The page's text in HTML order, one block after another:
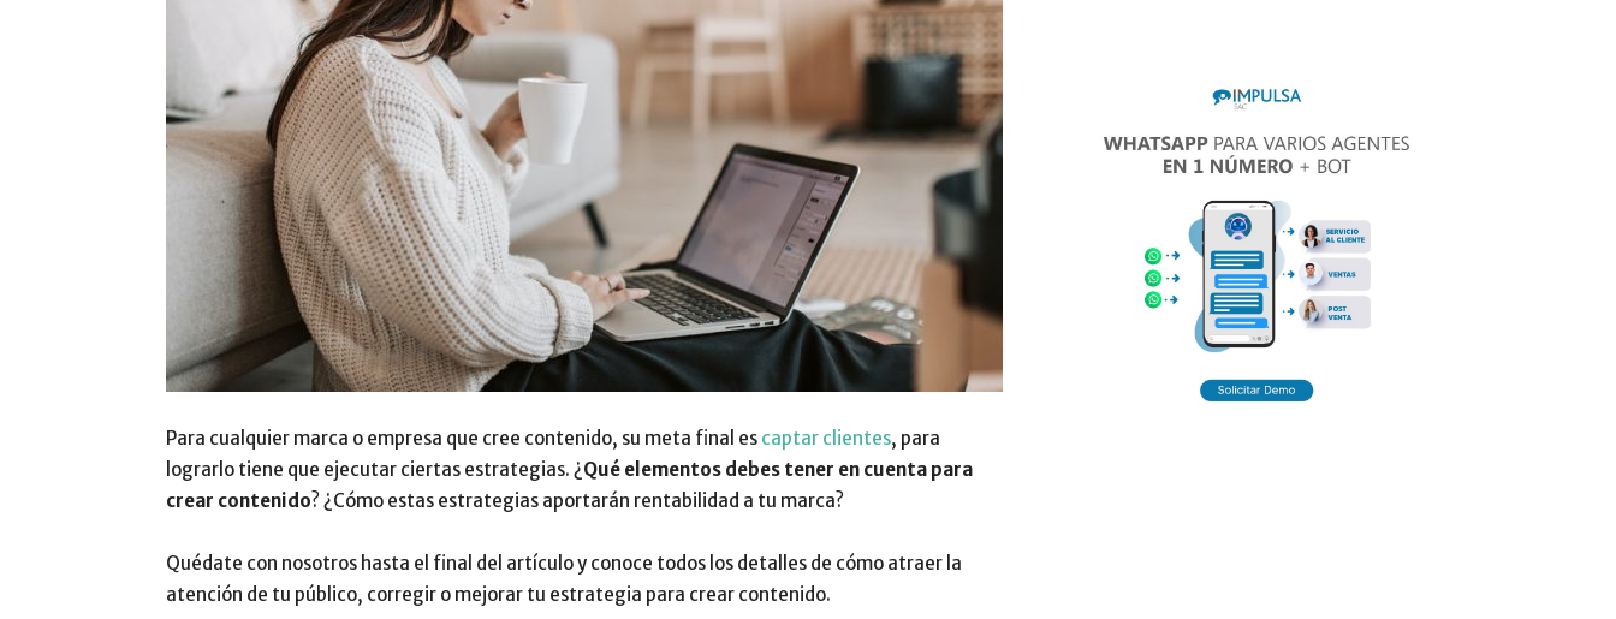
Digitalización
Para cualquier marca o empresa que cree contenido, su meta final es captar clientes, para
lograrlo tiene que ejecutar ciertas estrategias. ¿Qué elementos debes tener en cuenta para
crear contenido? ¿Cómo estas estrategias aportarán rentabilidad a tu marca?
Quédate con nosotros hasta el final del artículo y conoce todos los detalles de cómo atraer la
atención de tu público, corregir o mejorar tu estrategia para crear contenido.